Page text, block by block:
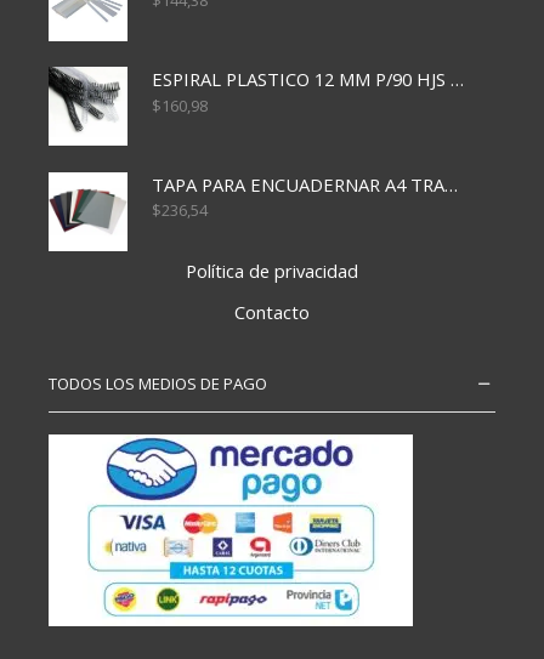
ESPIRAL PLASTICO 12 MM P/90 HJS X50X1500
$160,98
TAPA PARA ENCUADERNAR A4 TRANSP x50x500
$236,54
Política de privacidad
Contacto
TODOS LOS MEDIOS DE PAGO